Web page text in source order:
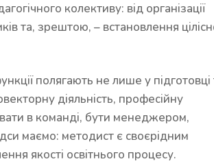
колективу: від організації
та, зрештою, – встановлення
полягають не лише у підготовці
діяльність, професійну
в команді, бути менеджером,
маємо: методист є своєрідним
якості освітнього процесу.